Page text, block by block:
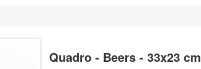
Quadro - Beers - 33x23 cm